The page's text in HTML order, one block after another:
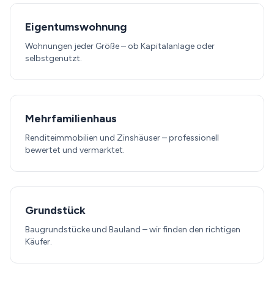
Eigentumswohnung
Wohnungen jeder Größe – ob Kapitalanlage oder
selbstgenutzt.
Mehrfamilienhaus
Renditeimmobilien und Zinshäuser – professionell
bewertet und vermarktet.
Grundstück
Baugrundstücke und Bauland – wir finden den richtigen
Käufer.